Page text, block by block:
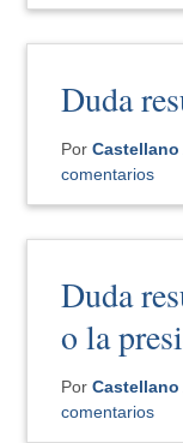
Duda
PorCastellano
comentarios
Duda
o la
PorCastellano
comentarios